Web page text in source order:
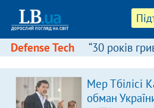
Defense Tech “30 років
Мер Тбілісі
обман